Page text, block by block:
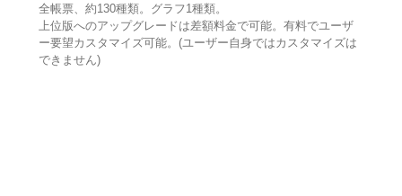
全帳票、約130種類。グラフ1種類。
上位版へのアップグレードは差額料金で可能。有料でユーザ
ー要望カスタマイズ可能。(ユーザー自身ではカスタマイズは
できません)